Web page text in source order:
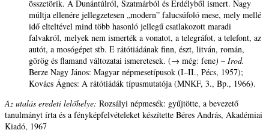
összetörik. A Dunántúlról, Szatmárból és Erdélyből ismert. Nagy
múltja ellenére jellegzetesen „modern” falucsúfoló mese, mely mellé
idő elteltével mind több hasonló jellegű csatlakozott maradi
falvakról, melyek nem ismerték a vonatot, a telegráfot, a telefont, az
autót, a mosógépet stb. E rátótiádának finn, észt, litván, román,
görög és flamand változatai ismeretesek. (→ még: fene) – Irod.
Berze Nagy János: Magyar népmesetípusok (I–II., Pécs, 1957);
Kovács Ágnes: A rátótiádák típusmutatója (MNKF, 3., Bp., 1966).
Az utalás eredeti lelőhelye: Rozsályi népmesék: gyűjtötte, a bevezető
tanulmányt írta és a fényképfelvételeket készítette Béres András, Akadémiai
Kiadó, 1967